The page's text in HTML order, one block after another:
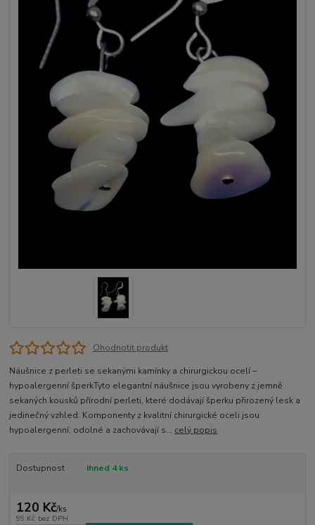
Ohodnotit produkt
Náušnice z perleti se sekanými kamínky a chirurgickou ocelí –
hypoalergenní šperkTyto elegantní náušnice jsou vyrobeny z jemně
sekaných kousků přírodní perleti, které dodávají šperku přirozený lesk a
jedinečný vzhled. Komponenty z kvalitní chirurgické oceli jsou
hypoalergenní, odolné a zachovávají s... celý popis
Dostupnost ihned 4 ks
120 Kč/ks
99 Kč bez DPH